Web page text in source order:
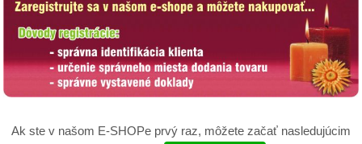
Ak ste v našom E-SHOPe prvý raz, môžete začať nasledujúcim